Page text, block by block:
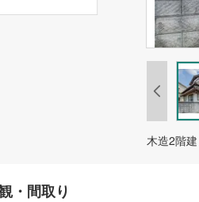
木造2階建
・間取り